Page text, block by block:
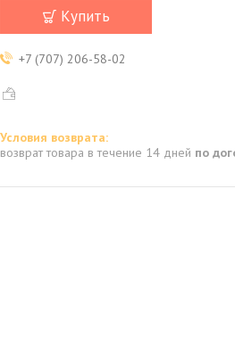
Купить
+7 (707) 206-58-02
возврат товара в течение 14 дней по